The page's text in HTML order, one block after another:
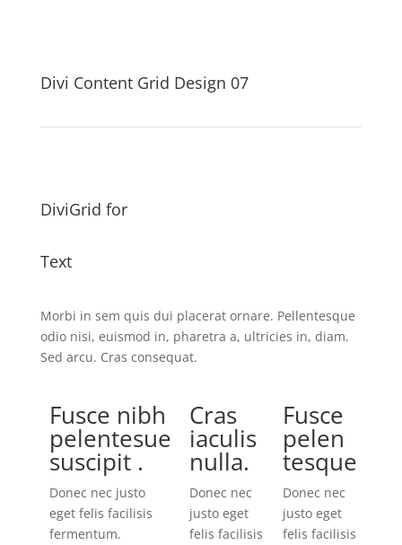
Divi Content Grid Design 07
DiviGrid for
Text
Morbi in sem quis dui placerat ornare. Pellentesque
odio nisi, euismod in, pharetra a, ultricies in, diam.
Sed arcu. Cras consequat.
Fusce nibh
pelentesue
suscipit .
Donec nec justo
eget felis facilisis
fermentum.
Cras
iaculis
nulla.
Donec nec
justo eget
felis facilisis
Fusce
pelen
tesque
Donec nec
justo eget
felis facilisis